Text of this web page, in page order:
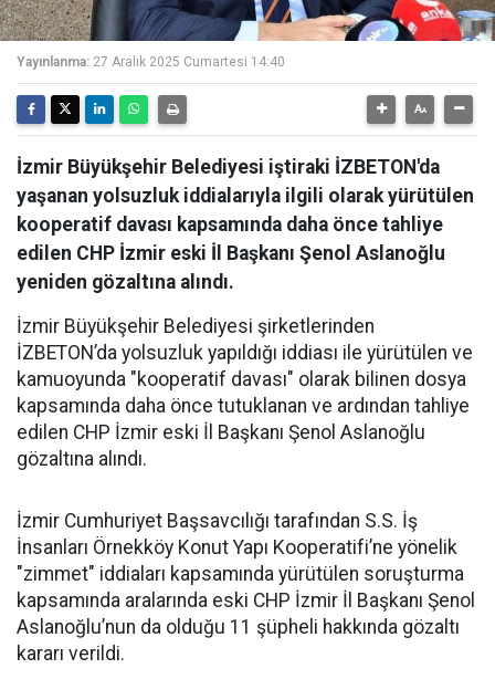
Yayınlanma: 27 Aralık 2025 Cumartesi 14:40
İzmir Büyükşehir Belediyesi iştiraki İZBETON'da
yaşanan yolsuzluk iddialarıyla ilgili olarak yürütülen
kooperatif davası kapsamında daha önce tahliye
edilen CHP İzmir eski İl Başkanı Şenol Aslanoğlu
yeniden gözaltına alındı.
İzmir Büyükşehir Belediyesi şirketlerinden
İZBETON’da yolsuzluk yapıldığı iddiası ile yürütülen ve
kamuoyunda "kooperatif davası" olarak bilinen dosya
kapsamında daha önce tutuklanan ve ardından tahliye
edilen CHP İzmir eski İl Başkanı Şenol Aslanoğlu
gözaltına alındı.
İzmir Cumhuriyet Başsavcılığı tarafından S.S. İş
İnsanları Örnekköy Konut Yapı Kooperatifi’ne yönelik
"zimmet" iddiaları kapsamında yürütülen soruşturma
kapsamında aralarında eski CHP İzmir İl Başkanı Şenol
Aslanoğlu’nun da olduğu 11 şüpheli hakkında gözaltı
kararı verildi.